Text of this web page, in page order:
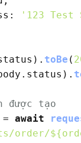
:
'123 Test
). toBe (
. status ).
được tạo
= await
order/